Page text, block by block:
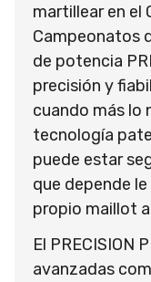
martillear en el
Campeonatos
de potencia
precisión y
cuando más lo
tecnología
puede estar
que depende
propio maillot
El PRECISION
avanzadas